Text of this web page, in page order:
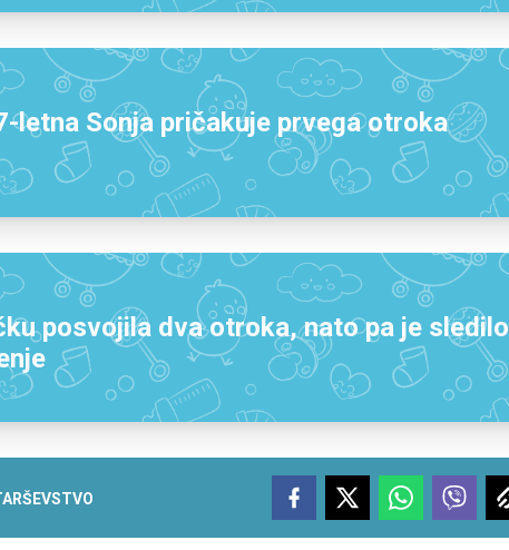
letna Sonja pričakuje prvega otroka
posvojila dva otroka, nato pa je sledilo